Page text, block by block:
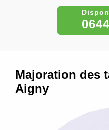
Majoration des
Aigny